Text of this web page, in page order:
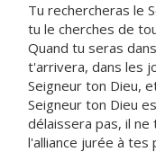
Tu rechercheras le
tu le cherches de
Quand tu seras
t'arrivera, dans les
Seigneur ton Dieu,
Seigneur ton Dieu
délaissera pas, il
l'alliance jurée à tes